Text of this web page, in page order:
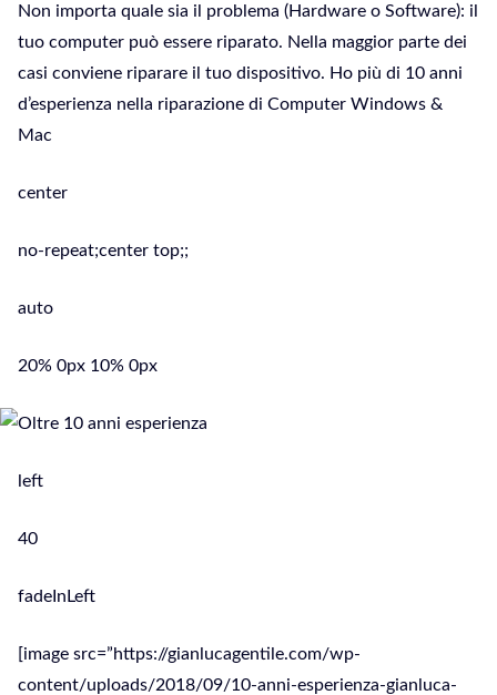
Non importa quale sia il problema (Hardware o Software): il
tuo computer può essere riparato. Nella maggior parte dei
casi conviene riparare il tuo dispositivo. Ho più di 10 anni
d’esperienza nella riparazione di Computer Windows &
Mac
center
no-repeat;center top;;
auto
20% 0px 10% 0px
left
40
fadeInLeft
[image src=”https://gianlucagentile.com/wp-
content/uploads/2018/09/10-anni-esperienza-gianluca-